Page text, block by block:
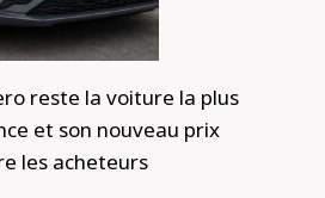
reste la voiture la plus
et son nouveau prix
les acheteurs